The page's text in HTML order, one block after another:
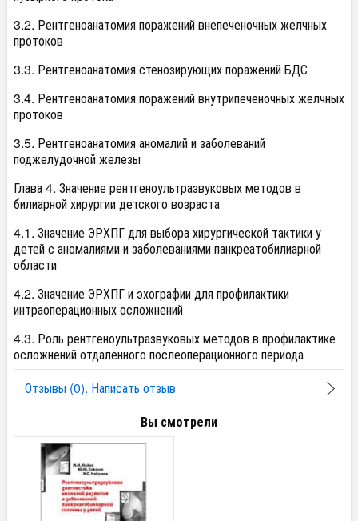
3.2. Рентгеноанатомия поражений внепеченочных желчных
протоков
3.3. Рентгеноанатомия стенозирующих поражений БДС
3.4. Рентгеноанатомия поражений внутрипеченочных желчных
протоков
3.5. Рентгеноанатомия аномалий и заболеваний
поджелудочной железы
Глава 4. Значение рентгеноультразвуковых методов в
билиарной хирургии детского возраста
4.1. Значение ЭРХПГ для выбора хирургической тактики у
детей с аномалиями и заболеваниями панкреатобилиарной
области
4.2. Значение ЭРХПГ и эхографии для профилактики
интраоперационных осложнений
4.3. Роль рентгеноультразвуковых методов в профилактике
осложнений отдаленного послеоперационного периода
Отзывы (0). Написать отзыв
Вы смотрели